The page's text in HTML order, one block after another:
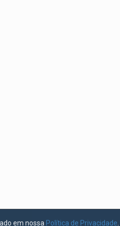
em nossa Política de Privacidade